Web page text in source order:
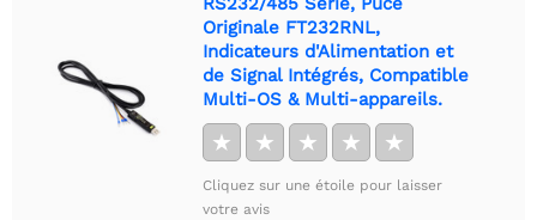
Originale FT232RNL,
Indicateurs d'Alimentation et
de Signal Intégrés, Compatible
Multi-OS & Multi-appareils.
★ ★ ★ ★ ★
Cliquez sur une étoile pour laisser
votre avis